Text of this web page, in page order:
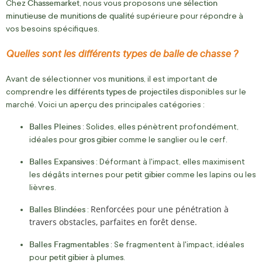
Chez Chassemarket , nous vous proposons une sélection
minutieusede munitionsde qualité supérieure pour répondre à
vos besoins spécifiques.
Quelles sont les différents types de balle de chasse ?
Avant de sélectionner vos munitions , il est important de
comprendre les différentstypesde projectilesdisponibles sur le
marché. Voici un aperçu des principales catégories :
Balles Pleines : Solides, elles pénètrent profondément,
idéales pourgrosgibiercomme le sanglier ou le cerf.
Balles Expansives : Déformant à l'impact, elles maximisent
les dégâts internes pour petit gibiercomme les lapins ou les
lièvres.
Balles Blindées : Renforcées pour une pénétration à
travers obstacles, parfaites en forêt dense.
Balles Fragmentables : Se fragmentent à l'impact, idéales
pour petitgibier à plumes